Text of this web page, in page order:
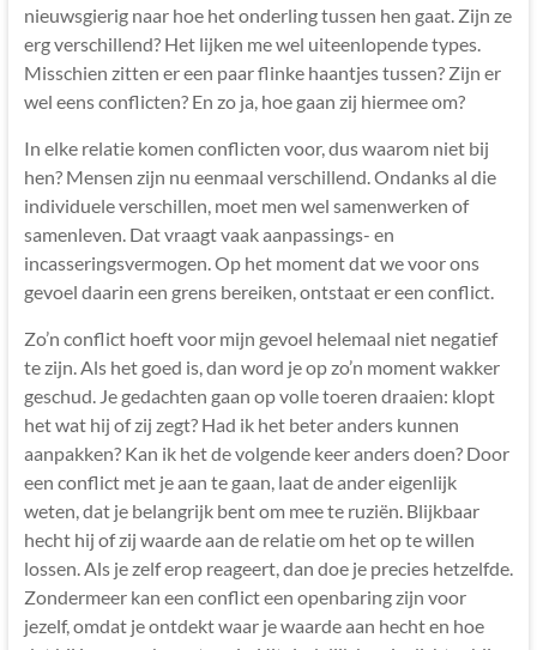
nieuwsgierig naar hoe het onderling tussen hen gaat. Zijn ze
erg verschillend? Het lijken me wel uiteenlopende types.
Misschien zitten er een paar flinke haantjes tussen? Zijn er
wel eens conflicten? En zo ja, hoe gaan zij hiermee om?
In elke relatie komen conflicten voor, dus waarom niet bij
hen? Mensen zijn nu eenmaal verschillend. Ondanks al die
individuele verschillen, moet men wel samenwerken of
samenleven. Dat vraagt vaak aanpassings- en
incasseringsvermogen. Op het moment dat we voor ons
gevoel daarin een grens bereiken, ontstaat er een conflict.
Zo’n conflict hoeft voor mijn gevoel helemaal niet negatief
te zijn. Als het goed is, dan word je op zo’n moment wakker
geschud. Je gedachten gaan op volle toeren draaien: klopt
het wat hij of zij zegt? Had ik het beter anders kunnen
aanpakken? Kan ik het de volgende keer anders doen? Door
een conflict met je aan te gaan, laat de ander eigenlijk
weten, dat je belangrijk bent om mee te ruziën. Blijkbaar
hecht hij of zij waarde aan de relatie om het op te willen
lossen. Als je zelf erop reageert, dan doe je precies hetzelfde.
Zondermeer kan een conflict een openbaring zijn voor
jezelf, omdat je ontdekt waar je waarde aan hecht en hoe